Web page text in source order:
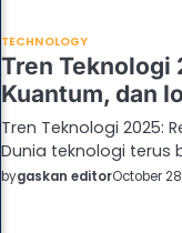
TECHNOLOGY
Tren Teknologi
Kuantum, dan
Tren Teknologi 2025:
Dunia teknologi
bygaskan editorOctober